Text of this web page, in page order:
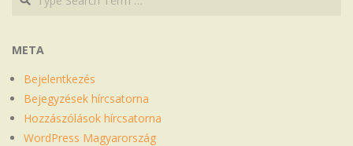
META
Bejelentkezés
Bejegyzések hírcsatorna
Hozzászólások hírcsatorna
WordPress Magyarország